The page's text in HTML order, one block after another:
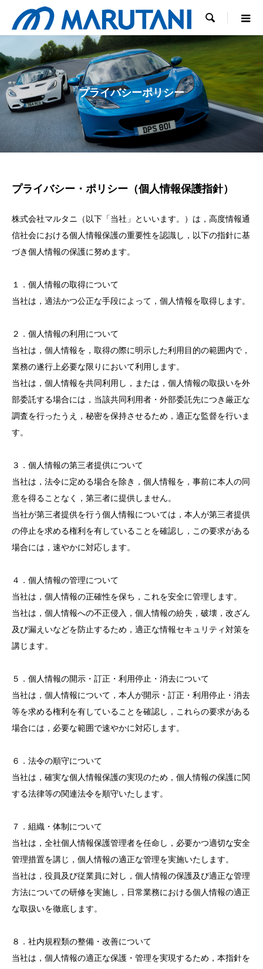

プライバシーポリシー
プライバシー・ポリシー（個人情報保護指針）
株式会社マルタニ（以下「当社」といいます。）は，高度情報通
信社会における個人情報保護の重要性を認識し，以下の指針に基
づき個人情報の保護に努めます。
１．個人情報の取得について
当社は，適法かつ公正な手段によって，個人情報を取得します。
２．個人情報の利用について
当社は，個人情報を，取得の際に明示した利用目的の範囲内で，
業務の遂行上必要な限りにおいて利用します。
当社は，個人情報を共同利用し，または，個人情報の取扱いを外
部委託する場合には，当該共同利用者・外部委託先につき厳正な
調査を行ったうえ，秘密を保持させるため，適正な監督を行いま
す。
３．個人情報の第三者提供について
当社は，法令に定める場合を除き，個人情報を，事前に本人の同
意を得ることなく，第三者に提供しません。
当社が第三者提供を行う個人情報については，本人が第三者提供
の停止を求める権利を有していることを確認し，この要求がある
場合には，速やかに対応します。
４．個人情報の管理について
当社は，個人情報の正確性を保ち，これを安全に管理します。
当社は，個人情報への不正侵入，個人情報の紛失，破壊，改ざん
及び漏えいなどを防止するため，適正な情報セキュリティ対策を
講じます。
５．個人情報の開示・訂正・利用停止・消去について
当社は，個人情報について，本人が開示・訂正・利用停止・消去
等を求める権利を有していることを確認し，これらの要求がある
場合には，必要な範囲で速やかに対応します。
６．法令の順守について
当社は，確実な個人情報保護の実現のため，個人情報の保護に関
する法律等の関連法令を順守いたします。
７．組織・体制について
当社は，全社個人情報保護管理者を任命し，必要かつ適切な安全
管理措置を講じ，個人情報の適正な管理を実施いたします。
当社は，役員及び従業員に対し，個人情報の保護及び適正な管理
方法についての研修を実施し，日常業務における個人情報の適正
な取扱いを徹底します。
８．社内規程類の整備・改善について
当社は，個人情報の適正な保護・管理を実現するため，本指針を